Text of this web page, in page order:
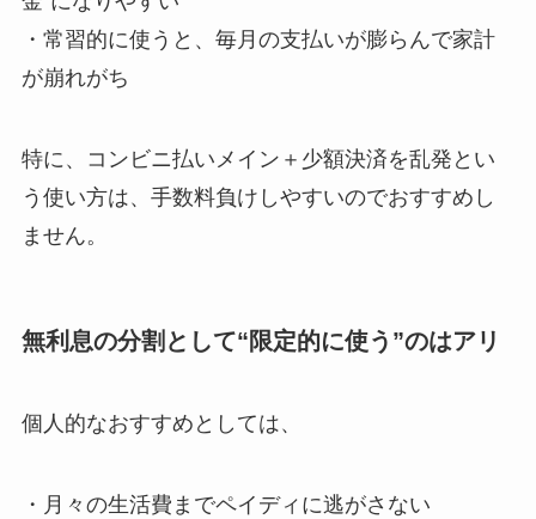
・常習的に使うと、毎月の支払いが膨らんで家計
が崩れがち
特に、コンビニ払いメイン＋少額決済を乱発とい
う使い方は、手数料負けしやすいのでおすすめし
ません。
無利息の分割として“限定的に使う”のはアリ
個人的なおすすめとしては、
・月々の生活費までペイディに逃がさない